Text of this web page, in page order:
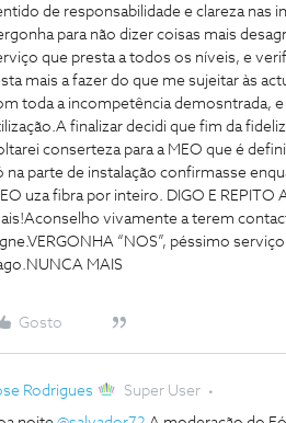
de responsabilidade e clareza nas
para não dizer coisas mais
que presta a todos os níveis, e
mais a fazer do que me sujeitar às
toda a incompetência demosntrada,
finalizar decidi que fim da
conserteza para a MEO que é
na parte de instalação confirmasse
uza fibra por inteiro. DIGO E REPITO
vivamente a terem
“NOS”, péssimo
MAIS
Gosto
Rodrigues Super User